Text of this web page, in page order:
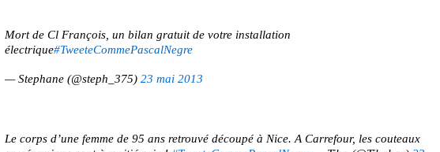
Mort de Cl François, un bilan gratuit de votre installation
électrique#TweeteCommePascalNegre
— Stephane (@steph_375) 23 mai 2013
Le corps d’une femme de 95 ans retrouvé découpé à Nice. A Carrefour, les couteaux